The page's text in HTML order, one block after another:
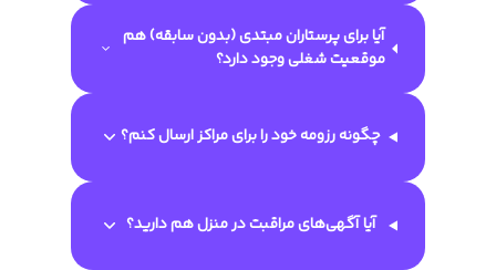
آیا برای پرستاران مبتدی (بدون سابقه) هم
موقعیت شغلی وجود دارد؟
چگونه رزومه خود را برای مراکز ارسال کنم؟
آیا آگهی‌های مراقبت در منزل هم دارید؟